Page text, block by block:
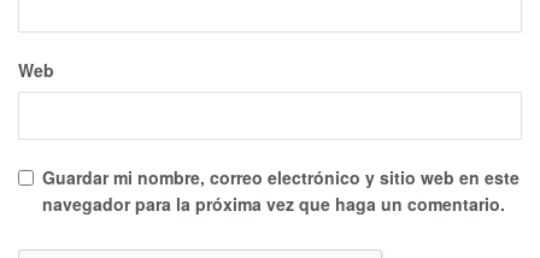
Web
Guardar mi nombre, correo electrónico y sitio web en este
navegador para la próxima vez que haga un comentario.